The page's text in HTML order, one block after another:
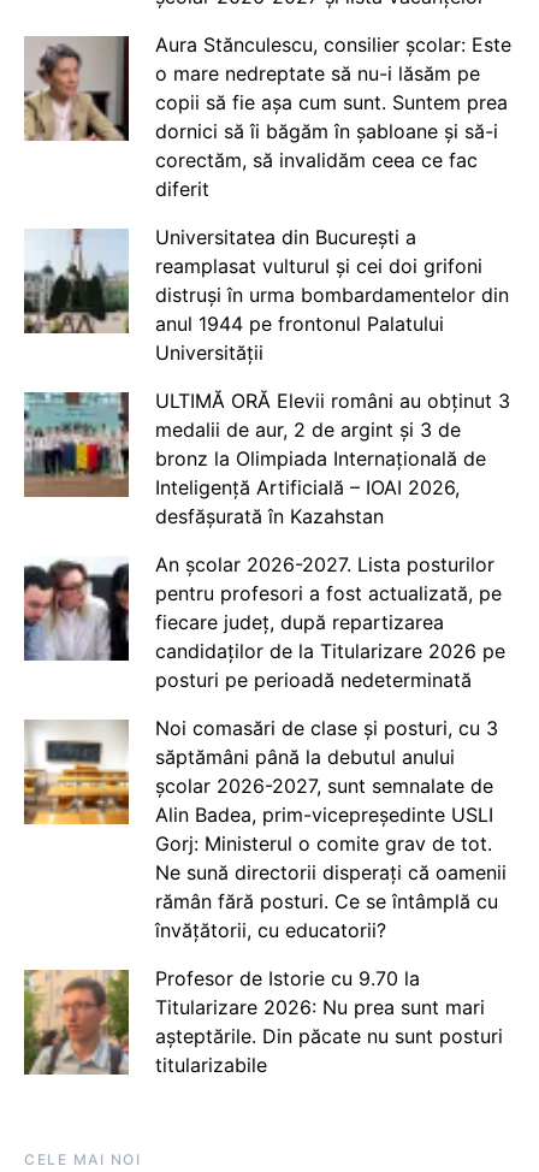
Aura Stănculescu, consilier școlar: Este
o mare nedreptate să nu-i lăsăm pe
copii să fie așa cum sunt. Suntem prea
dornici să îi băgăm în șabloane și să-i
corectăm, să invalidăm ceea ce fac
diferit
Universitatea din București a
reamplasat vulturul și cei doi grifoni
distruși în urma bombardamentelor din
anul 1944 pe frontonul Palatului
Universității
ULTIMĂ ORĂ Elevii români au obținut 3
medalii de aur, 2 de argint și 3 de
bronz la Olimpiada Internațională de
Inteligență Artificială – IOAI 2026,
desfășurată în Kazahstan
An școlar 2026-2027. Lista posturilor
pentru profesori a fost actualizată, pe
fiecare județ, după repartizarea
candidaților de la Titularizare 2026 pe
posturi pe perioadă nedeterminată
Noi comasări de clase și posturi, cu 3
săptămâni până la debutul anului
școlar 2026-2027, sunt semnalate de
Alin Badea, prim-vicepreședinte USLI
Gorj: Ministerul o comite grav de tot.
Ne sună directorii disperați că oamenii
rămân fără posturi. Ce se întâmplă cu
învățătorii, cu educatorii?
Profesor de Istorie cu 9.70 la
Titularizare 2026: Nu prea sunt mari
așteptările. Din păcate nu sunt posturi
titularizabile
CELE MAI NOI